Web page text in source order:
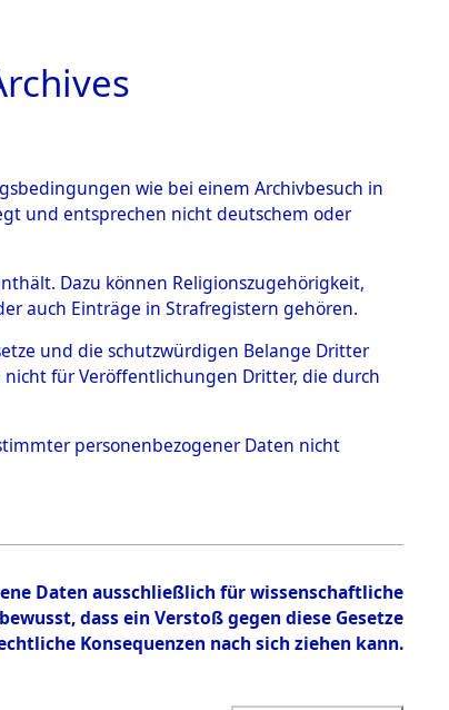
wie bei einem Archivbesuch in
und entsprechen nicht deutschem oder
Dazu können Religionszugehörigkeit,
auch Einträge in Strafregistern gehören.
und die schutzwürdigen Belange Dritter
für Veröffentlichungen Dritter, die durch
personenbezogener Daten nicht
Daten ausschließlich für wissenschaftliche
dass ein Verstoß gegen diese Gesetze
Konsequenzen nach sich ziehen kann.